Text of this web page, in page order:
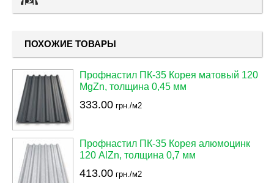
ПОХОЖИЕ ТОВАРЫ
Профнастил ПК-35 Корея матовый 120
MgZn, толщина 0,45 мм
333.00 грн./м2
Профнастил ПК-35 Корея алюмоцинк
120 AlZn, толщина 0,7 мм
413.00 грн./м2